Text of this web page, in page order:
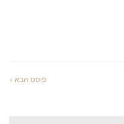
פוסט הבא »